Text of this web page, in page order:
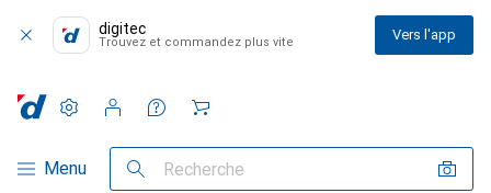
digitec
Trouvez et commandez plus vite Vers l'app
Navigation par catégorie
Menu Recherche
Paramètres
Compte client
Listes de comparaison
Listes d'envies
Panier